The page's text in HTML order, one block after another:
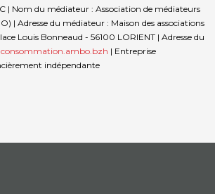
| Nom du médiateur : Association de médiateurs
| Adresse du médiateur : Maison des associations
Louis Bonneaud - 56100 LORIENT | Adresse du
| Entreprise
indépendante